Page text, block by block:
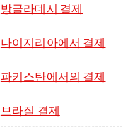
방글라데시 결제
나이지리아에서 결제
파키스탄에서의 결제
브라질 결제